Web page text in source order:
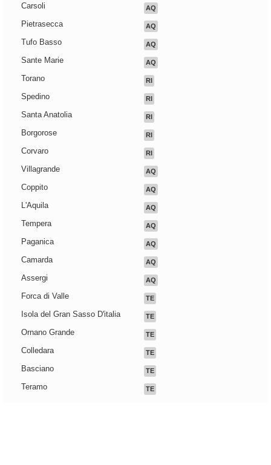
Carsoli AQ
Pietrasecca AQ
Tufo Basso AQ
Sante Marie AQ
Torano RI
Spedino RI
Santa Anatolia RI
Borgorose RI
Corvaro RI
Villagrande AQ
Coppito AQ
L'Aquila AQ
Tempera AQ
Paganica AQ
Camarda AQ
Assergi AQ
Forca di Valle TE
Isola del Gran Sasso D'italia TE
Ornano Grande TE
Colledara TE
Basciano TE
Teramo TE